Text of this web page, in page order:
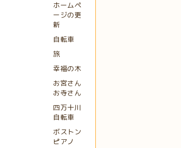
ホームペ
ージの更
新
自転車
旅
幸福の木
お宮さん
お寺さん
四万十川
自転車
ボストン
ピアノ